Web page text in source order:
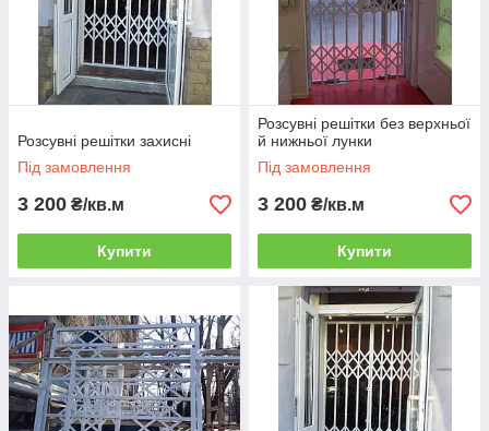
Розсувні решітки захисні
Під замовлення
3 200 ₴/кв.м
Купити
Розсувні решітки без верхньої
й нижньої лунки
Під замовлення
3 200 ₴/кв.м
Купити